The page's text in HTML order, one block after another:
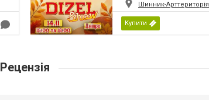
Шинник-Арттериторія
Купити
Рецензія